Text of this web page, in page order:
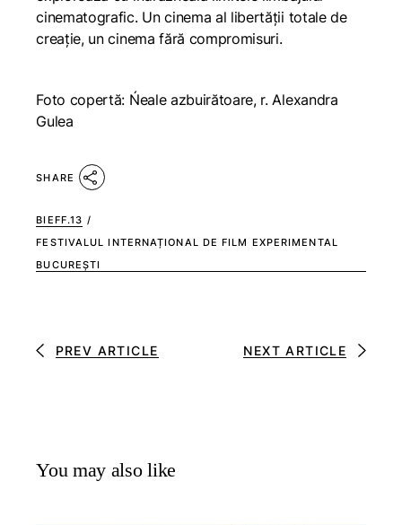
cinematografic. Un cinema al libertăţii totale de
creaţie, un cinema fără compromisuri.
Foto copertă: Ńeale azbuirătoare, r. Alexandra
Gulea
SHARE
BIEFF.13 /
FESTIVALUL INTERNAȚIONAL DE FILM EXPERIMENTAL
BUCUREȘTI
PREV ARTICLE NEXT ARTICLE
You may also like